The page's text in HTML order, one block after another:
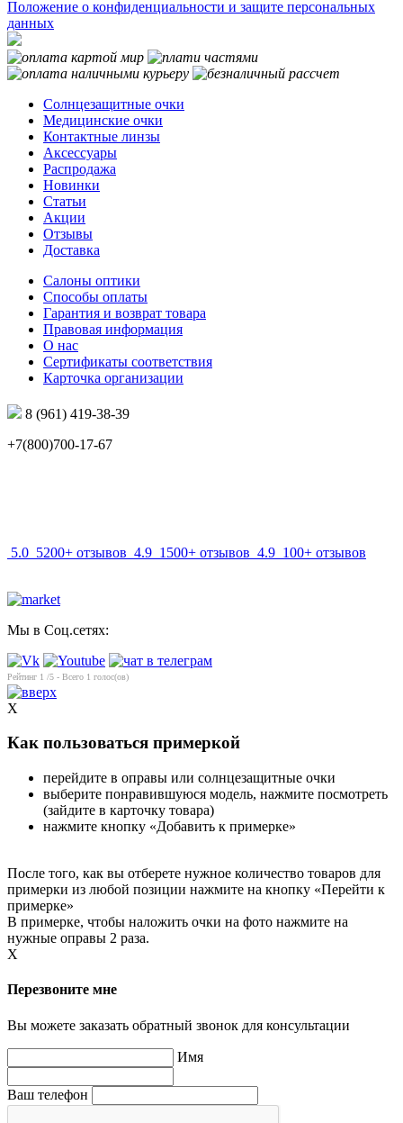
Положение о конфиденциальности и защите персональных
данных
Солнцезащитные очки
Медицинские очки
Контактные линзы
Аксессуары
Распродажа
Новинки
Статьи
Акции
Отзывы
Доставка
Салоны оптики
Способы оплаты
Гарантия и возврат товара
Правовая информация
О нас
Сертификаты соответствия
Карточка организации
8 (961) 419-38-39
+7(800)700-17-67
5.0 5200+ отзывов 4.9 1500+ отзывов 4.9 100+ отзывов
Мы в Соц.сетях:
Рейтинг 1 /5 - Всего 1 голос(ов)
X
Как пользоваться примеркой
перейдите в оправы или солнцезащитные очки
выберите понравившуюся модель, нажмите посмотреть
(зайдите в карточку товара)
нажмите кнопку «Добавить к примерке»
После того, как вы отберете нужное количество товаров для
примерки из любой позиции нажмите на кнопку «Перейти к
примерке»
В примерке, чтобы наложить очки на фото нажмите на
нужные оправы 2 раза.
X
Перезвоните мне
Вы можете заказать обратный звонок для консультации
Имя
Ваш телефон